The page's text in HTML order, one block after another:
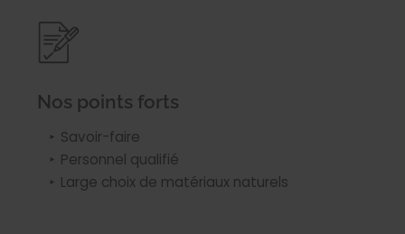
Nos points forts
Savoir-faire
Personnel qualifié
Large choix de matériaux naturels